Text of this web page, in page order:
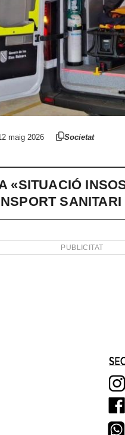
maig 2026 Societat
«SITUACIÓ
PUBLICITAT